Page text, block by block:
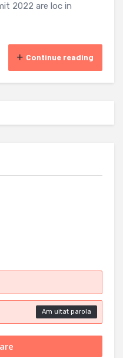
2022 are loc in
Continue reading
Am uitat parola